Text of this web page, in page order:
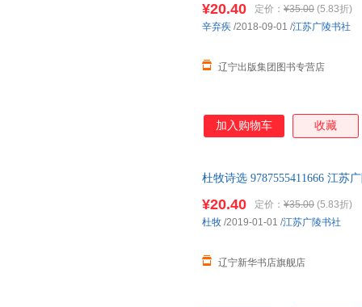
¥20.40 定价： ¥35.00 (5.83折)
辽宁出版集团图书专营店
辛弃疾 /2018-09-01 /江苏广陵书社
加入购物车 收藏
杜牧诗选 9787555411666 江苏
¥20.40 定价： ¥35.00 (5.83折)
辽宁新华书店旗舰店
杜牧 /2019-01-01 /江苏广陵书社